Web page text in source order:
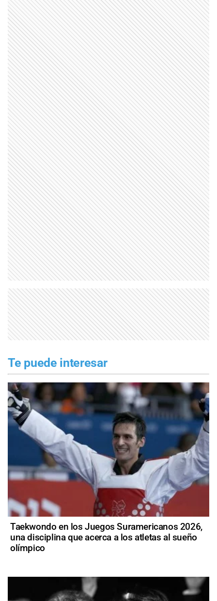
Te puede interesar
Taekwondo en los Juegos Suramericanos 2026,
una disciplina que acerca a los atletas al sueño
olímpico